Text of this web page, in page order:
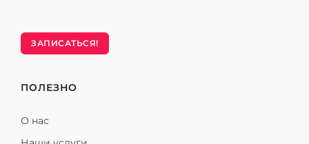
ЗАПИСАТЬСЯ!
ПОЛЕЗНО
О нас